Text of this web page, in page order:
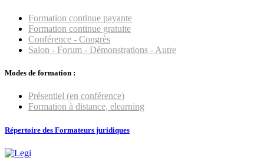
Formation continue payante
Formation continue gratuite
Conférence - Congrès
Salon - Forum - Démonstrations - Autre
Modes de formation :
Présentiel (en conférence)
Formation à distance, elearning
Répertoire des Formateurs juridiques